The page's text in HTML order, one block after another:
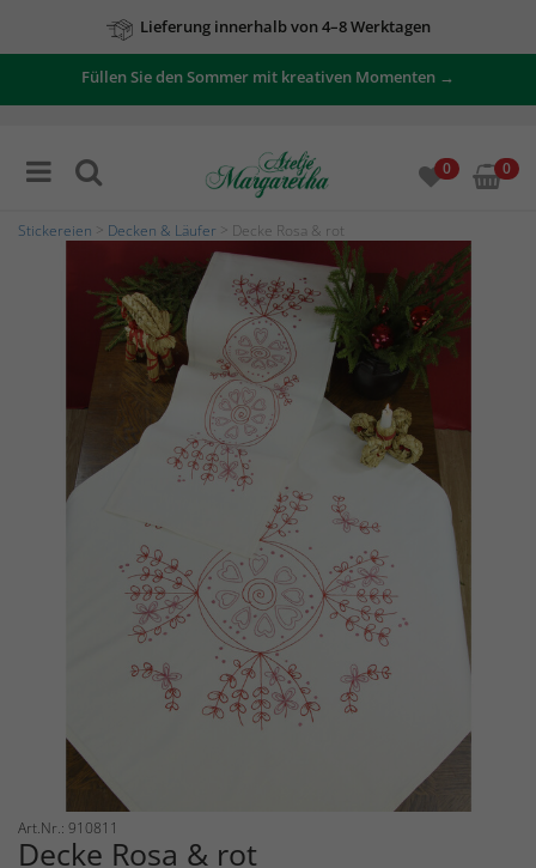
Lieferung innerhalb von 4–8 Werktagen
Füllen Sie den Sommer mit kreativen Momenten →
0 0
Stickereien Decken & Läufer > Decke Rosa & rot
Art.Nr.: 910811
Decke Rosa & rot